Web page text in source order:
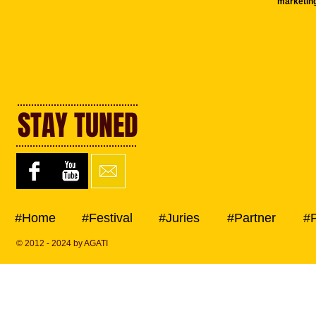
STAY TUNED
#Home #Festival #Juries #Partner
© 2012 - 2024 by AGATI